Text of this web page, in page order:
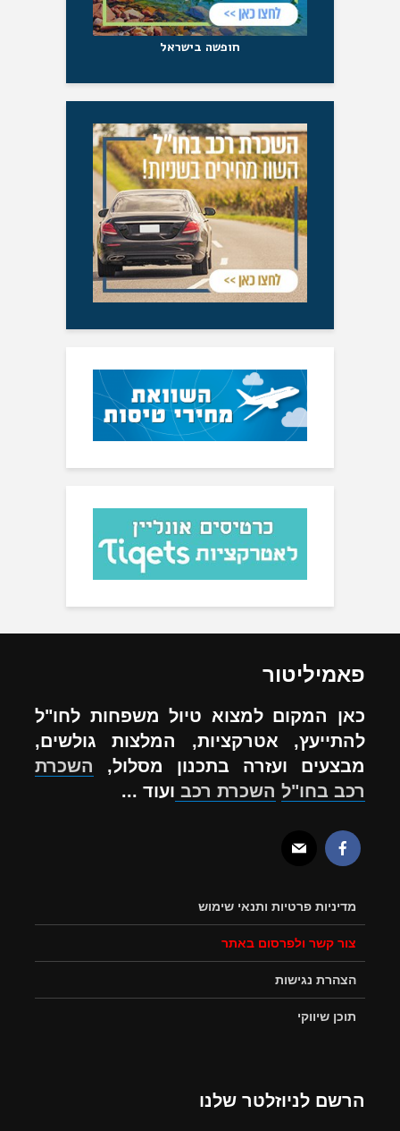
חופשה בישראל
פאמיליטור
כאן המקום למצוא טיול משפחות לחו"ל
להתייעץ, אטרקציות, המלצות גולשים,
מבצעים ועזרה בתכנון מסלול, השכרת
רכב בחו"ל השכרת רכב ועוד ...
מדיניות פרטיות ותנאי שימוש
צור קשר ולפרסום באתר
הצהרת נגישות
תוכן שיווקי
הרשם לניוזלטר שלנו